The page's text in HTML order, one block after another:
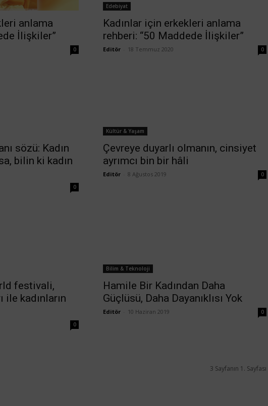
anlama
İlişkiler”
0
Edebiyat
Kadınlar için erkekleri anlama
rehberi: “50 Maddede İlişkiler”
Editör 18 Temmuz 2020 0
sözü: Kadın
bilin ki kadın
0
Kültür & Yaşam
Çevreye duyarlı olmanın, cinsiyet
ayrımcı bin bir hâli
Editör 8 Ağustos 2019 0
festivali,
ile kadınların
0
Bilim & Teknoloji
Hamile Bir Kadından Daha
Güçlüsü, Daha Dayanıklısı Yok
Editör 10 Haziran 2019 0
3 Sayfanın 1. Sayfası